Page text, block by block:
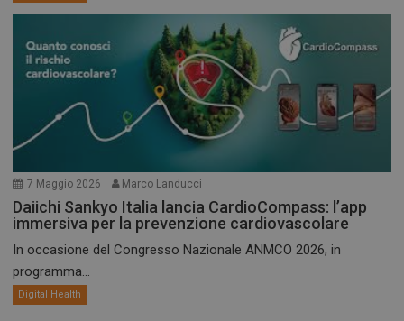
7 Maggio 2026 Marco Landucci
Daiichi Sankyo Italia lancia CardioCompass: l’app
immersiva per la prevenzione cardiovascolare
In occasione del Congresso Nazionale ANMCO 2026, in
programma...
Digital Health